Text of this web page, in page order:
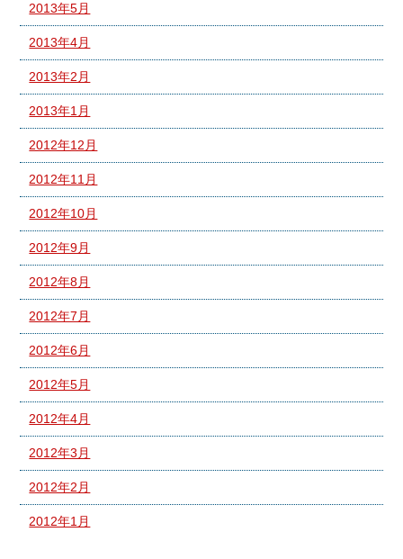
2013年5月
2013年4月
2013年2月
2013年1月
2012年12月
2012年11月
2012年10月
2012年9月
2012年8月
2012年7月
2012年6月
2012年5月
2012年4月
2012年3月
2012年2月
2012年1月